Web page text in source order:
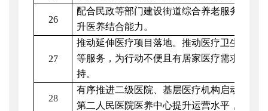
26
配合民政等部门建设街道综合养老服务中心
升医养结合能力。
27
推动延伸医疗项目落地。推动医疗卫生服务
等服务，为行动不便且有居家医疗需求的人
持。
28
有序推进二级医院、基层医疗机构启动适老
第二人民医院医养中心提升运营水平，形成